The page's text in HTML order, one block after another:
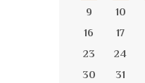
9
10
16
17
23
24
30
31